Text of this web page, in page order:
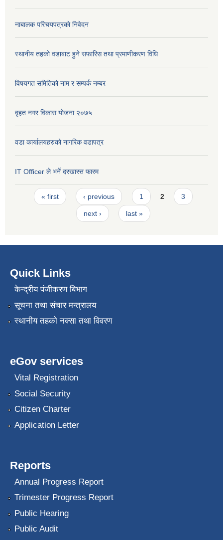
नाबालक परिचयपत्रकाे निवेदन
स्थानीय तहको वडाबाट हुने सफारिस तथा प्रमाणीकरण विधि
विषयगत समितिको नाम र सम्पर्क नम्बर
वृहत नगर विकास योजना २०७५
वडा कार्यालयहरुको नागरिक वडापत्र
IT Officer ले भर्ने दरखास्त फारम
Pages
« first ‹ previous 1 2 3
next › last »
Quick Links
केन्द्रीय पंजीकरण बिभाग
सूचना तथा संचार मन्त्रालय
स्थानीय तहको नक्सा तथा विवरण
eGov services
Vital Registration
Social Security
Citizen Charter
Application Letter
Reports
Annual Progress Report
Trimester Progress Report
Public Hearing
Public Audit